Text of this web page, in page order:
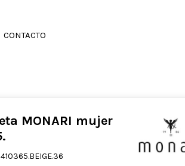
CONTACTO
MONARI mujer
410365.BEIGE.36